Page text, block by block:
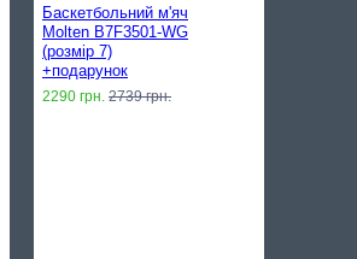
Баскетбольний м'яч
Molten B7F3501-WG
(розмір 7)
+подарунок
2290 грн. 2739 грн.